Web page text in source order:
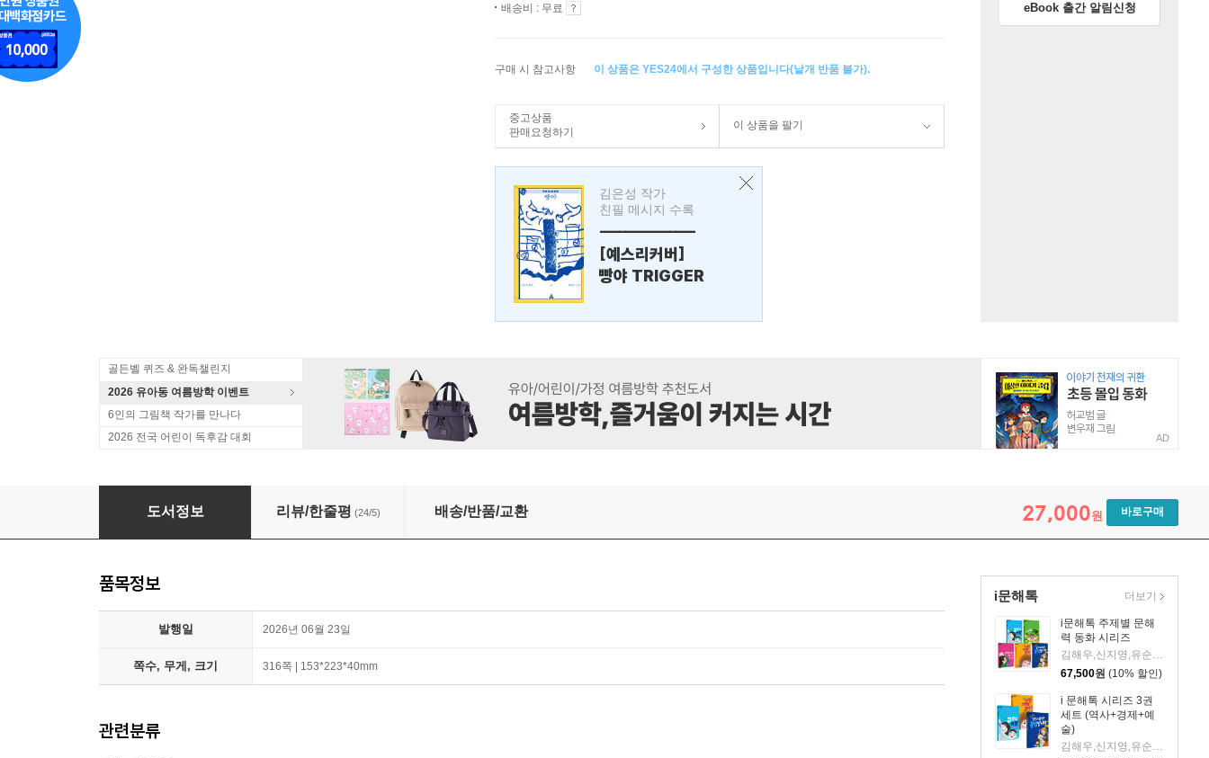
배송비 : 무료
구매 시 참고사항 이 상품은 YES24에서 구성한 상품입니다(낱개 반품 불가).
중고상품
판매요청하기
이 상품을 팔기
김은성 작가
친필 메시지 수록
---------------
[예스리커버]
빵야 TRIGGER
eBook 출간 알림신청
골든벨 퀴즈 & 완독챌린지
2026 유아동 여름방학 이벤트
6인의 그림책 작가를 만나다
2026 전국 어린이 독후감 대회
AD
i 문해톡 시리즈 2권 세트(인성 + 디지털 리터러시)
도서정보 리뷰/한줄평 (24/5) 배송/반품/교환 27,000원 바로구매
i문해톡
i문해톡 주제별 문해
력 동화 시리즈
김해우,신지영,유순희,이분희,황선미 글/김이조,김현영,다나,심윤정,이로우 그림
67,500원 (10% 할인)
i 문해톡 시리즈 3권
세트 (역사+경제+예
술)
김해우,신지영,유순희,이분희 글/김이조,다나,심윤정,이로우 그림
더보기
품목정보
발행일 2026년 06월 23일
쪽수, 무게, 크기 316쪽 | 153*223*40mm
관련분류